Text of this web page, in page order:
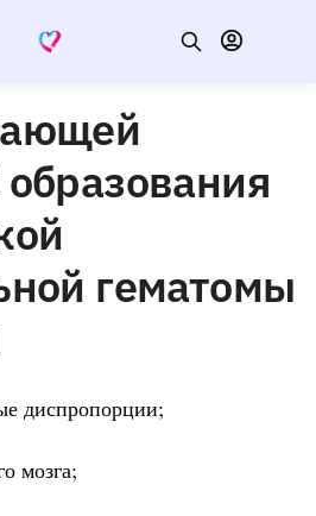
гематомы
диспропорции;
мозга;